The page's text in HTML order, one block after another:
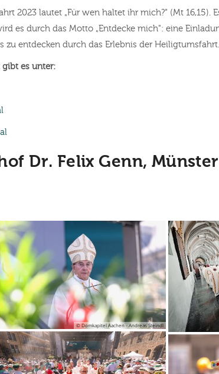
2023 lautet „Für wen haltet ihr mich?“ (Mt 16,15).
es durch das Motto „Entdecke mich": eine
zu entdecken durch das Erlebnis der Heiligtumsfahrt.
es unter:
Dr. Felix Genn, Münster
© Domkapitel Aachen - Andreas Steindl